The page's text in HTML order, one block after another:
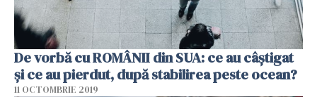
De vorbă cu ROMÂNII din SUA: ce au câștigat
și ce au pierdut, după stabilirea peste ocean?
11 OCTOMBRIE 2019